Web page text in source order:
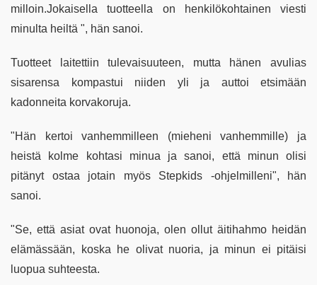
milloin.Jokaisella tuotteella on henkilökohtainen viesti
minulta heiltä ", hän sanoi.
Tuotteet laitettiin tulevaisuuteen, mutta hänen avulias
sisarensa kompastui niiden yli ja auttoi etsimään
kadonneita korvakoruja.
"Hän kertoi vanhemmilleen (mieheni vanhemmille) ja
heistä kolme kohtasi minua ja sanoi, että minun olisi
pitänyt ostaa jotain myös Stepkids -ohjelmilleni", hän
sanoi.
"Se, että asiat ovat huonoja, olen ollut äitihahmo heidän
elämässään, koska he olivat nuoria, ja minun ei pitäisi
luopua suhteesta.